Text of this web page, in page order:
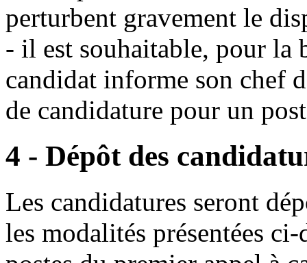
perturbent gravement le
- il est souhaitable, pour la
candidat informe son chef
de candidature pour un
4 - Dépôt des
Les candidatures seront
les modalités présentées